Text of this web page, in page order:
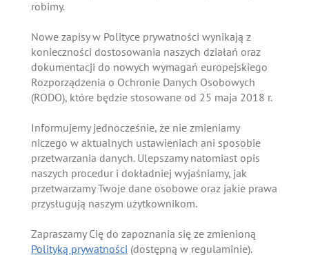
robimy.
Nowe zapisy w Polityce prywatności wynikają z
konieczności dostosowania naszych działań oraz
dokumentacji do nowych wymagań europejskiego
Rozporządzenia o Ochronie Danych Osobowych
(RODO), które będzie stosowane od 25 maja 2018 r.
Informujemy jednocześnie, że nie zmieniamy
niczego w aktualnych ustawieniach ani sposobie
przetwarzania danych. Ulepszamy natomiast opis
naszych procedur i dokładniej wyjaśniamy, jak
przetwarzamy Twoje dane osobowe oraz jakie prawa
przysługują naszym użytkownikom.
Zapraszamy Cię do zapoznania się ze zmienioną
Polityką prywatności (dostępną w regulaminie).